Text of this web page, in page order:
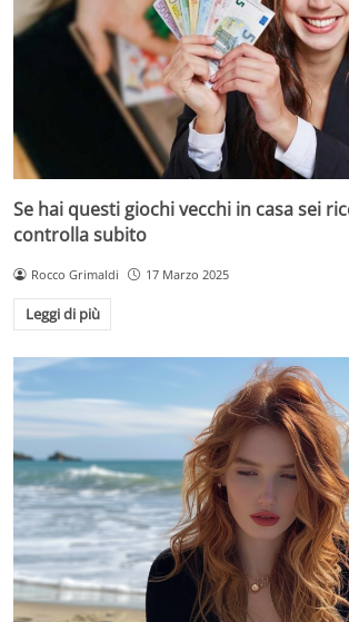
Se hai questi giochi vecchi in casa sei
controlla subito
Rocco Grimaldi 17 Marzo 2025
Leggi di più